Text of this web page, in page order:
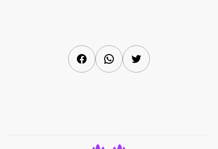
FacebookWhatsAppTwitter